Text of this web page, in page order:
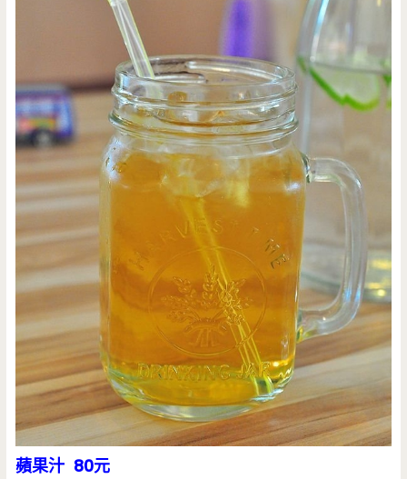
蘋果汁 80元